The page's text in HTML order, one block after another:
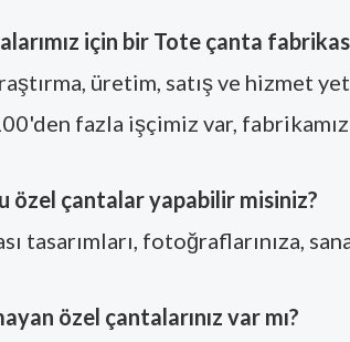
için bir Tote çanta
üretim, satış ve hizmet
fazla işçimiz var,
özel çantalar yapabilir misiniz?
tasarımları, fotoğraflarınıza,
özel çantalarınız var mı?